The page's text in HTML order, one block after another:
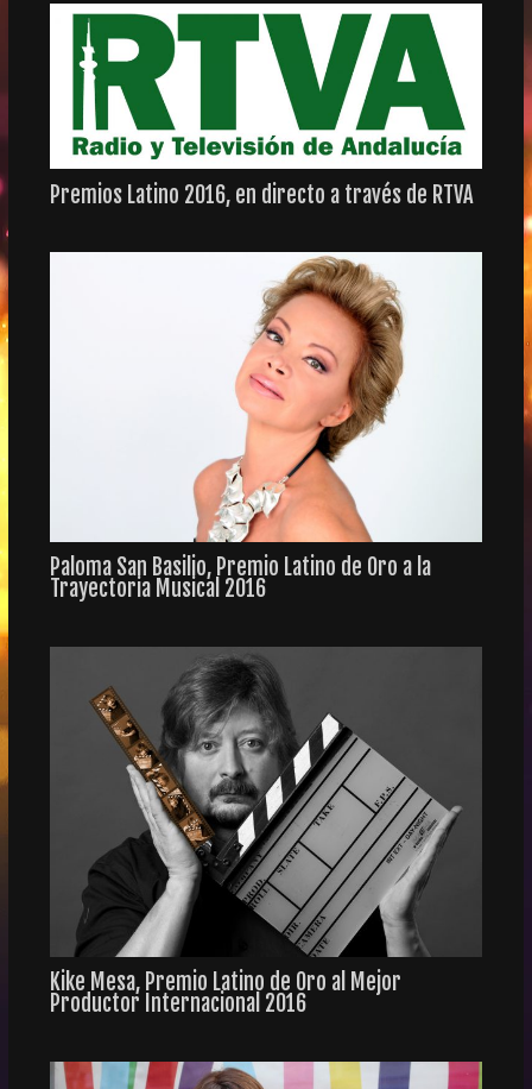
Premios Latino 2016, en directo a través de RTVA
Paloma San Basilio, Premio Latino de Oro a la
Trayectoria Musical 2016
Kike Mesa, Premio Latino de Oro al Mejor
Productor Internacional 2016